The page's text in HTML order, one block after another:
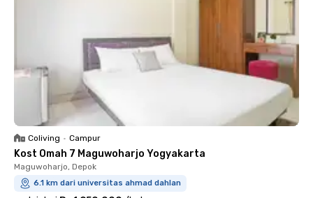
Coliving • Campur
Kost Omah 7 Maguwoharjo Yogyakarta
Maguwoharjo, Depok
6.1 km dari universitas ahmad dahlan